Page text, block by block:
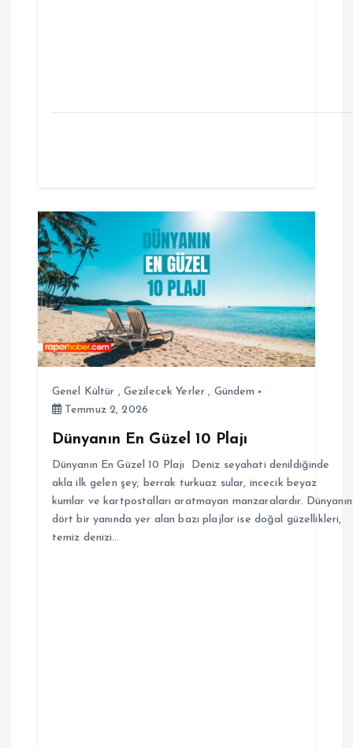
Genel Kültür , Gezilecek Yerler , Gündem
Temmuz 2, 2026
Dünyanın En Güzel 10 Plajı
Dünyanın En Güzel 10 Plajı Deniz seyahati denildiğinde
akla ilk gelen şey; berrak turkuaz sular, incecik beyaz
kumlar ve kartpostalları aratmayan manzaralardır. Dünyanın
dört bir yanında yer alan bazı plajlar ise doğal güzellikleri,
temiz denizi…